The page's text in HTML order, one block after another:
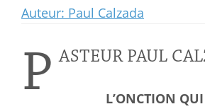
Auteur: Paul Calzada
P ASTEUR PAUL
L’ONCTION